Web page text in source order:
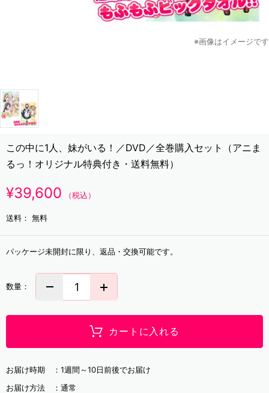
※画像はイメージです
この中に1人、妹がいる！／DVD／全巻購入セット（アニま
るっ！オリジナル特典付き・送料無料）
¥39,600 （税込）
送料： 無料
パッケージ未開封に限り、返品・交換可能です。
数量：
カートに入れる
お届け時期 ： 1週間～10日前後でお届け
お届け方法 ： 通常